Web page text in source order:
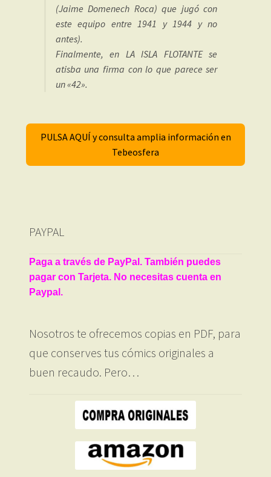
(Jaime Domenech Roca) que jugó con
este equipo entre 1941 y 1944 y no
antes).
Finalmente, en LA ISLA FLOTANTE se
atisba una firma con lo que parece ser
un «42».
PULSA AQUÍ y consulta amplia información en
Tebeosfera
PAYPAL
Paga a través de PayPal. También puedes
pagar con Tarjeta. No necesitas cuenta en
Paypal.
Nosotros te ofrecemos copias en PDF, para
que conserves tus cómics originales a
buen recaudo. Pero…